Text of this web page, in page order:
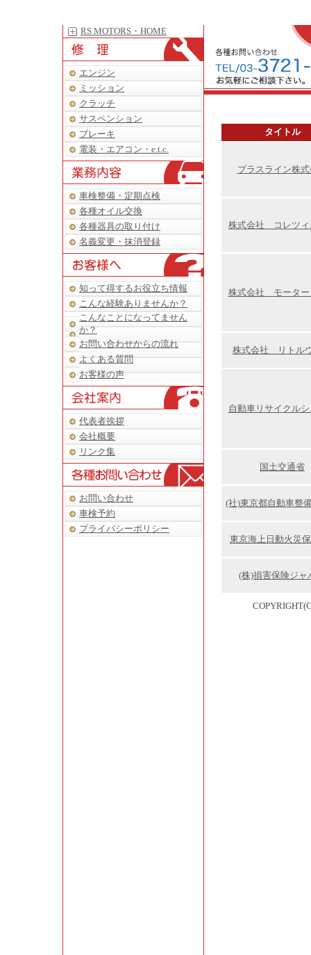
RS MOTORS・HOME
エンジン
ミッション
クラッチ
サスペンション
ブレーキ
電装・エアコン・e.t.c.
車検整備・定期点検
各種オイル交換
各種器具の取り付け
名義変更・抹消登録
知って得するお役立ち情報
こんな経験ありませんか？
こんなことになってません
か？
お問い合わせからの流れ
よくある質問
お客様の声
代表者挨拶
会社概要
リンク集
お問い合わせ
車検予約
プライバシーポリシー
タイトル
プラスライン株
株式会社 コレツィ
株式会社 モーター
株式会社 リトル
自動車リサイクル
国土交通省
(社)東京都自動車整
東京海上日動火災
(株)損害保険ジャ